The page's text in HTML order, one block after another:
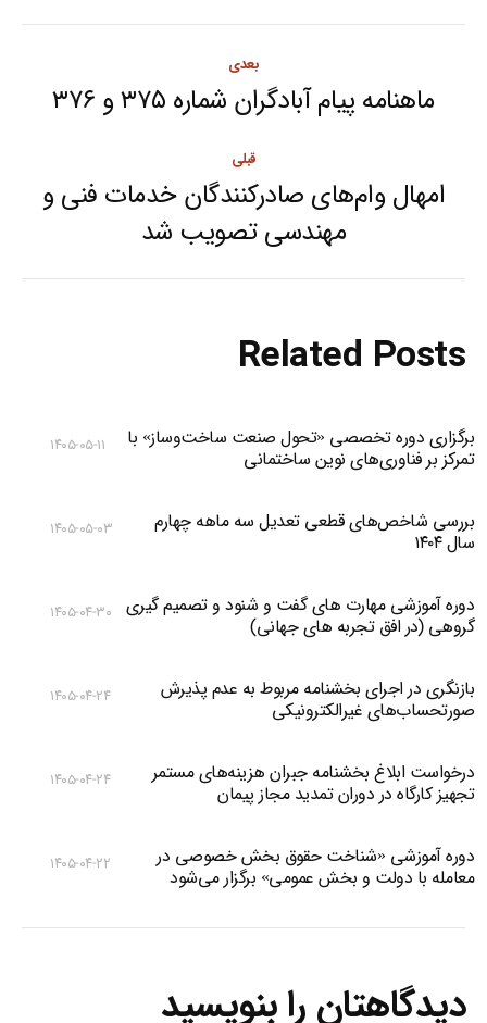
navigation
قبلی
Previous
post:
امهال وام‌های صادرکنندگان خدمات فنی و
مهندسی تصویب شد
بعدی
Next
ماهنامه پیام آبادگران شماره ۳۷۵ و ۳۷۶
Related Posts
برگزاری دوره تخصصی «تحول صنعت ساخت‌وساز» با
تمرکز بر فناوری‌های نوین ساختمانی
۱۴۰۵-۰۵-۱۱
بررسی شاخص‌های قطعی تعدیل سه ماهه چهارم
سال ۱۴۰۴
۱۴۰۵-۰۵-۰۳
دوره آموزشی مهارت های گفت و شنود و تصمیم گیری
گروهی (در افق تجربه های جهانی)
۱۴۰۵-۰۴-۳۰
بازنگری در اجرای بخشنامه مربوط به عدم پذیرش
صورتحساب‌های غیرالکترونیکی
۱۴۰۵-۰۴-۲۴
درخواست ابلاغ بخشنامه جبران هزینه‌های مستمر
تجهیز کارگاه در دوران تمدید مجاز پیمان
۱۴۰۵-۰۴-۲۴
دوره آموزشی «شناخت حقوق بخش خصوصی در
معامله با دولت و بخش عمومی» برگزار می‌شود
۱۴۰۵-۰۴-۲۲
دیدگاهتان را بنویسید